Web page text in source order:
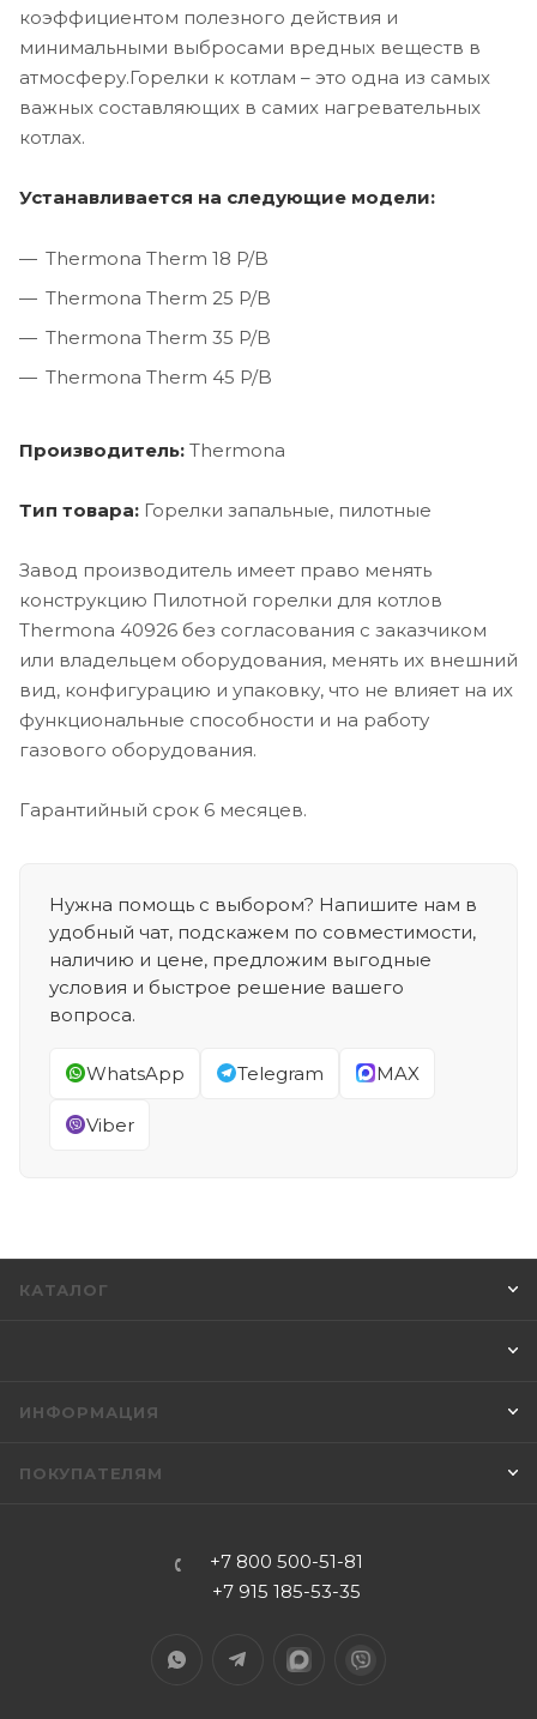
коэффициентом полезного действия и
минимальными выбросами вредных веществ в
атмосферу.Горелки к котлам – это одна из самых
важных составляющих в самих нагревательных
котлах.
Устанавливается на следующие модели:
Thermona Therm 18 P/B
Thermona Therm 25 P/B
Thermona Therm 35 P/B
Thermona Therm 45 P/B
Производитель: Thermona
Тип товара: Горелки запальные, пилотные
Завод производитель имеет право менять
конструкцию Пилотной горелки для котлов
Thermona 40926 без согласования с заказчиком
или владельцем оборудования, менять их внешний
вид, конфигурацию и упаковку, что не влияет на их
функциональные способности и на работу
газового оборудования.
Гарантийный срок 6 месяцев.
Нужна помощь с выбором? Напишите нам в
удобный чат, подскажем по совместимости,
наличию и цене, предложим выгодные
условия и быстрое решение вашего
вопроса.
WhatsApp Telegram MAX
Viber
КАТАЛОГ
ИНФОРМАЦИЯ
ПОКУПАТЕЛЯМ
+7 800 500-51-81
+7 915 185-53-35